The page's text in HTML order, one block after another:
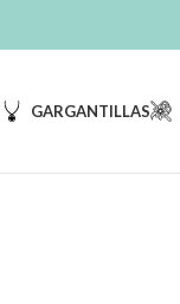
GARGANTILLAS